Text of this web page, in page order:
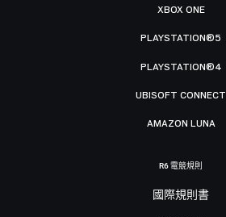
XBOX ONE
PLAYSTATION®5
PLAYSTATION®4
UBISOFT CONNECT
AMAZON LUNA
R6 電競規則
國際規則書